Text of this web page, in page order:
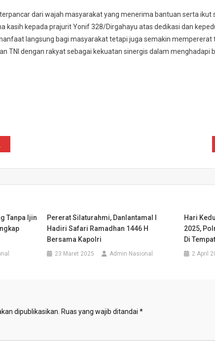
dari wajah masyarakat yang menerima bantuan serta ikut
kasih kepada prajurit Yonif 328/Dirgahayu atas dedikasi dan
langsung bagi masyarakat tetapi juga semakin mempererat
TNI dengan rakyat sebagai kekuatan sinergis dalam menghadapi
Tanpa Ijin
Pererat Silaturahmi, Danlantamal I
Hadiri Safari Ramadhan 1446 H
Bersama Kapolri
23 Maret 2025 Admin Nasional
Hari
2025,
Di
2 April
dipublikasikan. Ruas yang wajib ditandai *